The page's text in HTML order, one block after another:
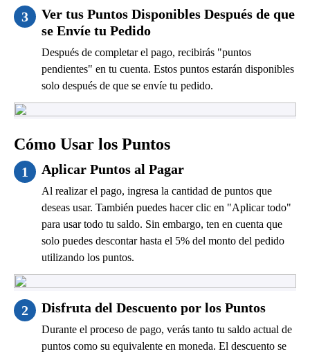
3
Ver tus Puntos Disponibles Después de que
se Envíe tu Pedido
Después de completar el pago, recibirás "puntos
pendientes" en tu cuenta. Estos puntos estarán disponibles
solo después de que se envíe tu pedido.
Cómo Usar los Puntos
1 Aplicar Puntos al Pagar
Al realizar el pago, ingresa la cantidad de puntos que
deseas usar. También puedes hacer clic en "Aplicar todo"
para usar todo tu saldo. Sin embargo, ten en cuenta que
solo puedes descontar hasta el 5% del monto del pedido
utilizando los puntos.
2 Disfruta del Descuento por los Puntos
Durante el proceso de pago, verás tanto tu saldo actual de
puntos como su equivalente en moneda. El descuento se